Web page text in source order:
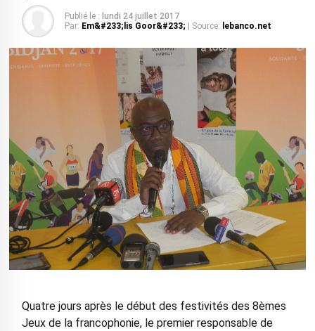
Publié le : lundi 24 juillet 2017
Par: Em&#233;lis Goor&#233; | Source: lebanco.net
Quatre jours après le début des festivités des 8èmes
Jeux de la francophonie, le premier responsable de